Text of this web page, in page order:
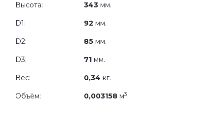
Высота: 343 мм.
D1: 92 мм.
D2: 85 мм.
D3: 71 мм.
Вес: 0,34 кг.
Объём: 0,003158 м3